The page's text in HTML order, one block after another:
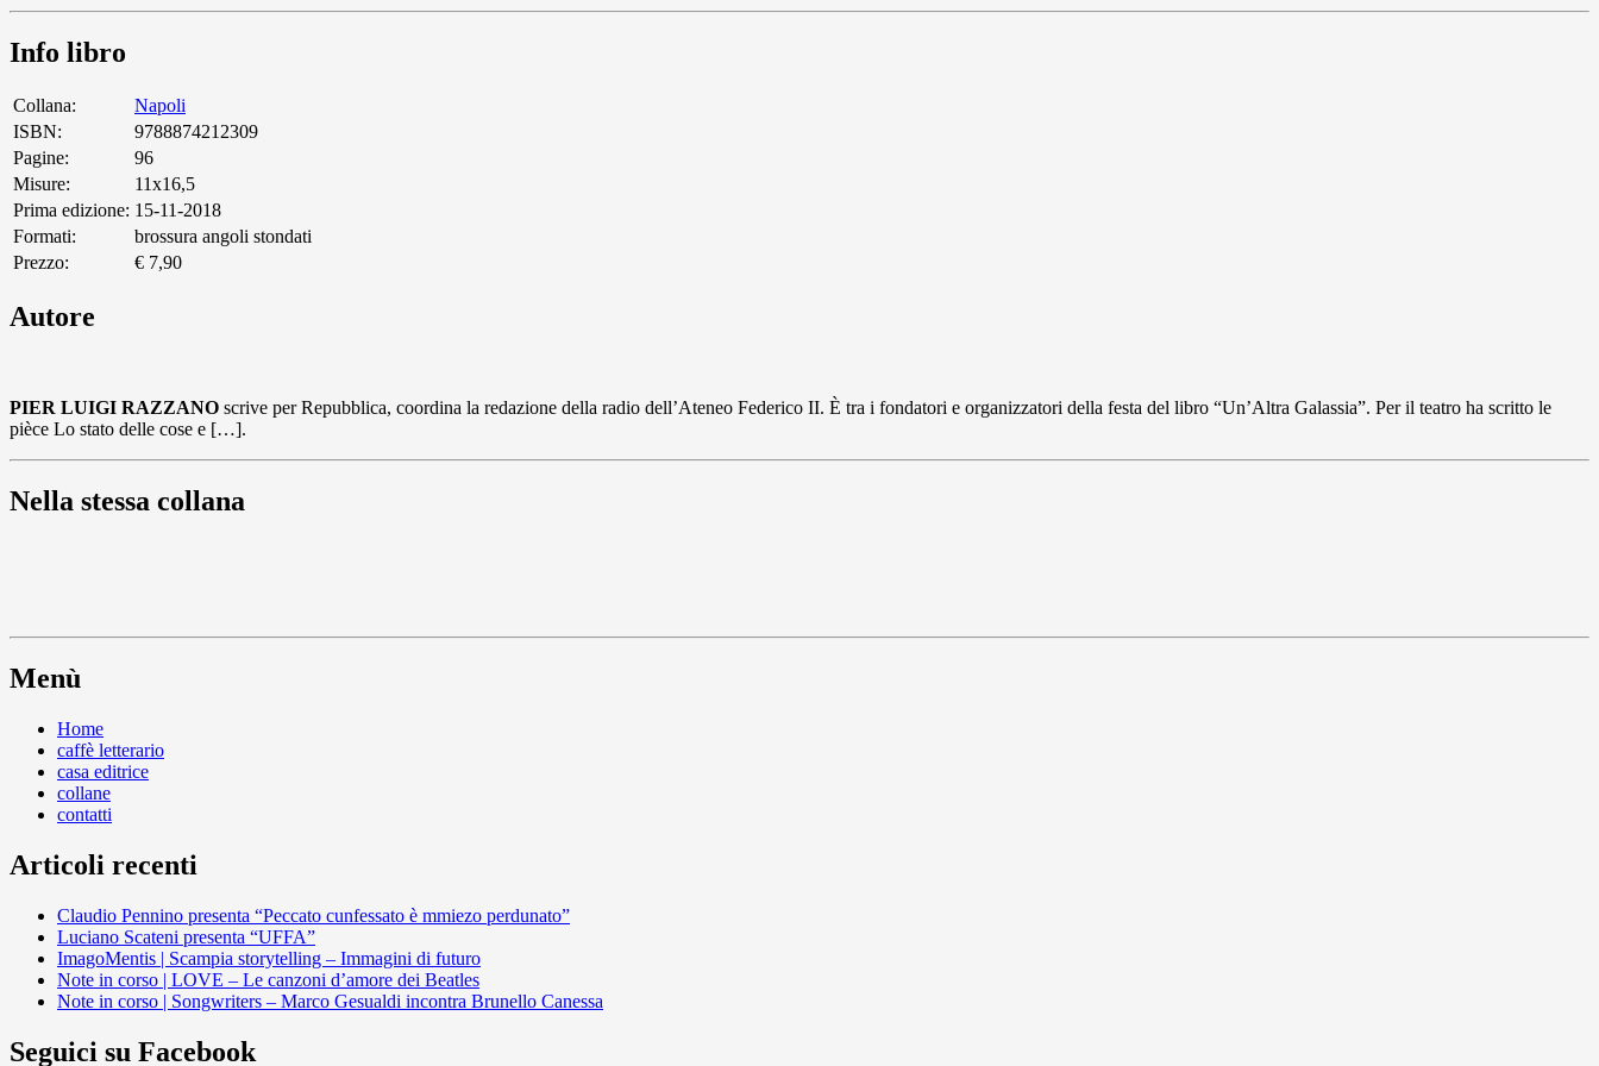
Info libro
Collana:
Napoli
ISBN:
9788874212309
Pagine:
96
Misure:
11x16,5
Prima edizione: 15-11-2018
Formati:
brossura angoli stondati
Prezzo:
€ 7,90
Autore
PIER LUIGI RAZZANO scrive per Repubblica, coordina la redazione della radio dell’Ateneo Federico II. È tra i fondatori e organizzatori della festa del libro “Un’Altra Galassia”. Per il teatro ha scritto le
pièce Lo stato delle cose e […].
Nella stessa collana
Menù
Home
caffè letterario
casa editrice
collane
contatti
Articoli recenti
Claudio Pennino presenta “Peccato cunfessato è mmiezo perdunato”
Luciano Scateni presenta “UFFA”
ImagoMentis | Scampia storytelling – Immagini di futuro
Note in corso | LOVE – Le canzoni d’amore dei Beatles
Note in corso | Songwriters – Marco Gesualdi incontra Brunello Canessa
Seguici su Facebook